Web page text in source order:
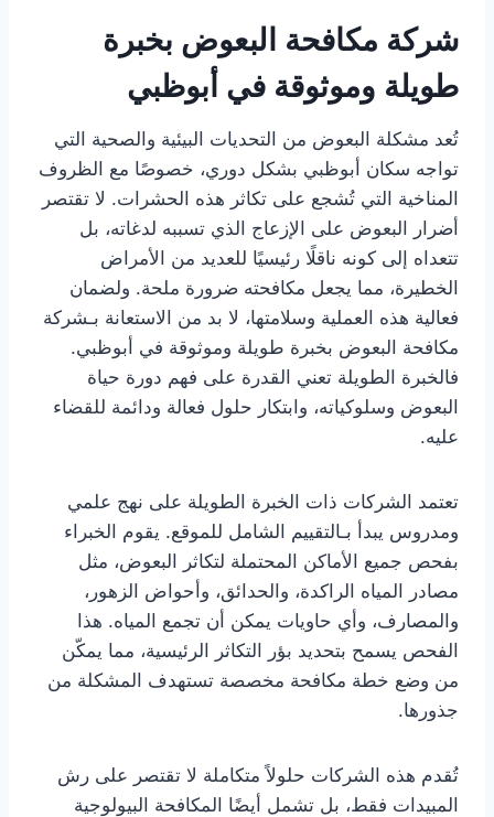
شركة مكافحة البعوض بخبرة
طويلة وموثوقة في أبوظبي
تُعد مشكلة البعوض من التحديات البيئية والصحية التي
تواجه سكان أبوظبي بشكل دوري، خصوصًا مع الظروف
المناخية التي تُشجع على تكاثر هذه الحشرات. لا تقتصر
أضرار البعوض على الإزعاج الذي تسببه لدغاته، بل
تتعداه إلى كونه ناقلًا رئيسيًا للعديد من الأمراض
الخطيرة، مما يجعل مكافحته ضرورة ملحة. ولضمان
فعالية هذه العملية وسلامتها، لا بد من الاستعانة بـشركة
مكافحة البعوض بخبرة طويلة وموثوقة في أبوظبي.
فالخبرة الطويلة تعني القدرة على فهم دورة حياة
البعوض وسلوكياته، وابتكار حلول فعالة ودائمة للقضاء
عليه.
تعتمد الشركات ذات الخبرة الطويلة على نهج علمي
ومدروس يبدأ بـالتقييم الشامل للموقع. يقوم الخبراء
بفحص جميع الأماكن المحتملة لتكاثر البعوض، مثل
مصادر المياه الراكدة، والحدائق، وأحواض الزهور،
والمصارف، وأي حاويات يمكن أن تجمع المياه. هذا
الفحص يسمح بتحديد بؤر التكاثر الرئيسية، مما يمكّن
من وضع خطة مكافحة مخصصة تستهدف المشكلة من
جذورها.
تُقدم هذه الشركات حلولاً متكاملة لا تقتصر على رش
المبيدات فقط، بل تشمل أيضًا المكافحة البيولوجية